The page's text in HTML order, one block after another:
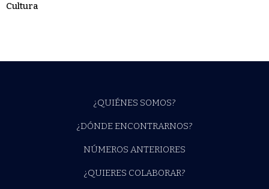
Cultura
¿QUIÉNES SOMOS?
¿DÓNDE ENCONTRARNOS?
NÚMEROS ANTERIORES
¿QUIERES COLABORAR?